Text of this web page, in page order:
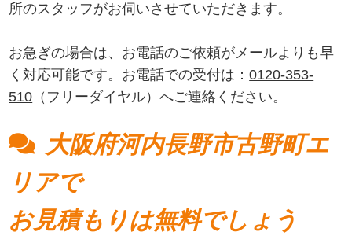
所のスタッフがお伺いさせていただきます。
お急ぎの場合は、お電話のご依頼がメールよりも早
く対応可能です。お電話での受付は：0120-353-
510 （フリーダイヤル）へご連絡ください。
大阪府河内長野市古野町エ
リアで
お見積もりは無料でしょう